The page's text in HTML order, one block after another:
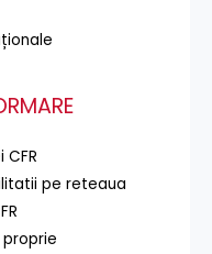
pe reteaua